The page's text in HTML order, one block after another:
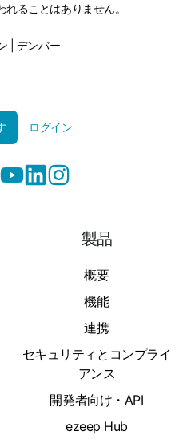
ることはありません。
| デンバー
ログイン
製品
概要
機能
連携
セキュリティとコンプライ
アンス
開発者向け・API
ezeep Hub